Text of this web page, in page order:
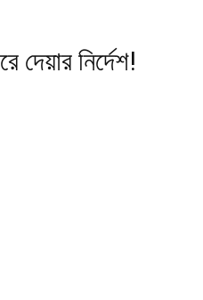
দেয়ার নির্দেশ!